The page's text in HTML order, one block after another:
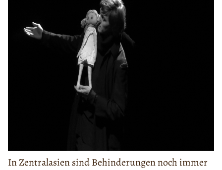
In Zentralasien sind Behinderungen noch immer